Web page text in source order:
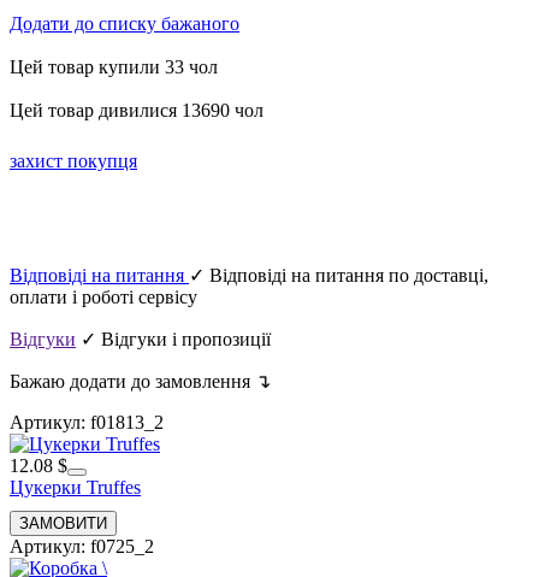
Додати до списку бажаного
Цей товар купили 33 чол
Цей товар дивилися 13690 чол
захист покупця
Відповіді на питання ✓ Відповіді на питання по доставці,
оплати і роботі сервісу
Відгуки ✓ Відгуки і пропозиції
Бажаю додати до замовлення ↴
Артикул: f01813_2
12.08 $
Цукерки Truffes
Артикул: f0725_2